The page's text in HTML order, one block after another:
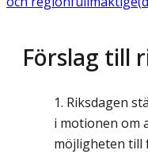
Förslag till
Riksdagen
i motionen om
möjligheten till